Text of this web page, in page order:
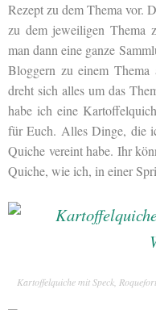
Rezept zu dem Thema vor.
zu dem jeweiligen Thema
man dann eine ganze
Bloggern zu einem
dreht sich alles um das
habe ich eine
für Euch. Alles Dinge, die
Quiche vereint habe. Ihr
Quiche, wie ich, in einer
Kartoffelquiche mit Speck,